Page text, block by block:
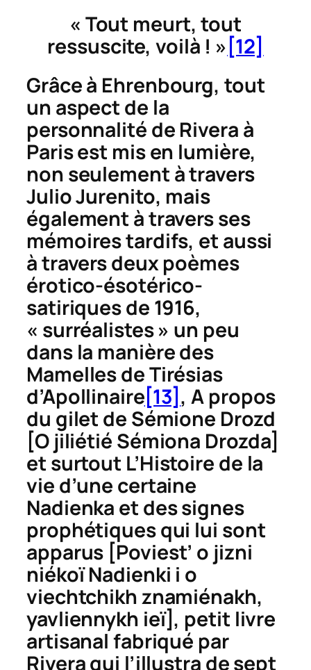
« Tout meurt, tout
ressuscite, voilà ! » [12]
Grâce à Ehrenbourg, tout
un aspect de la
personnalité de Rivera à
Paris est mis en lumière,
non seulement à travers
Julio Jurenito, mais
également à travers ses
mémoires tardifs, et aussi
à travers deux poèmes
érotico-ésotérico-
satiriques de 1916,
« surréalistes » un peu
dans la manière des
Mamelles de Tirésias
d’Apollinaire[13] ,A propos
du gilet de Sémione Drozd
[O jiliétié Sémiona Drozda]
et surtout L’Histoire de la
vie d’une certaine
Nadienka et des signes
prophétiques qui lui sont
apparus [Poviest’ o jizni
niékoï Nadienki i o
viechtchikh znamiénakh,
yavliennykh ieï], petit livre
artisanal fabriqué par
Rivera qui l’illustra de sept